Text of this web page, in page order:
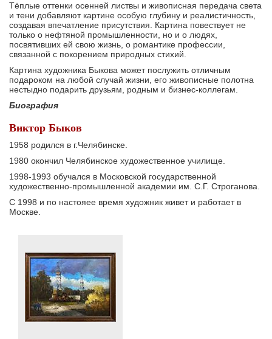
Тёплые оттенки осенней листвы и живописная передача света
и тени добавляют картине особую глубину и реалистичность,
создавая впечатление присутствия. Картина повествует не
только о нефтяной промышленности, но и о людях,
посвятивших ей свою жизнь, о романтике профессии,
связанной с покорением природных стихий.
Картина художника Быкова может послужить отличным
подароком на любой случай жизни, его живописные полотна
нестыдно подарить друзьям, родным и бизнес-коллегам.
Биография
Виктор Быков
1958 родился в г.Челябинске.
1980 окончил Челябинское художественное училище.
1998-1993 обучался в Московской государственной
художественно-промышленной академии им. С.Г. Строганова.
С 1998 и по настояее время художник живет и работает в
Москве.